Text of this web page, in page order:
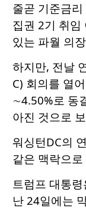
줄곧 기준금
집권 2기 취임
있는 파월 의
하지만, 전날
C) 회의를 열
∼4.50%로 동
아진 것으로
워싱턴DC의
같은 맥락으
트럼프 대통
난 24일에는